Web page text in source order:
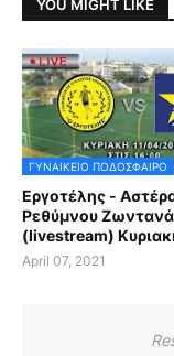
YOU MIGHT LIKE
ΓΥΝΑΙΚΕΙΟ ΠΟΔΟΣΦΑΙΡΟ
Εργοτέλης -
Ρεθύμνου Ζωντανά
(livestream)
April 07, 2021